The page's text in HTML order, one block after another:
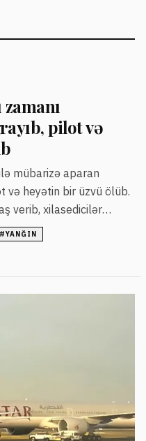
pilot və
mübarizə aparan
və heyətin bir üzvü ölüb.
verib, xilasedicilər
gec çatıblar.
#YANĞIN